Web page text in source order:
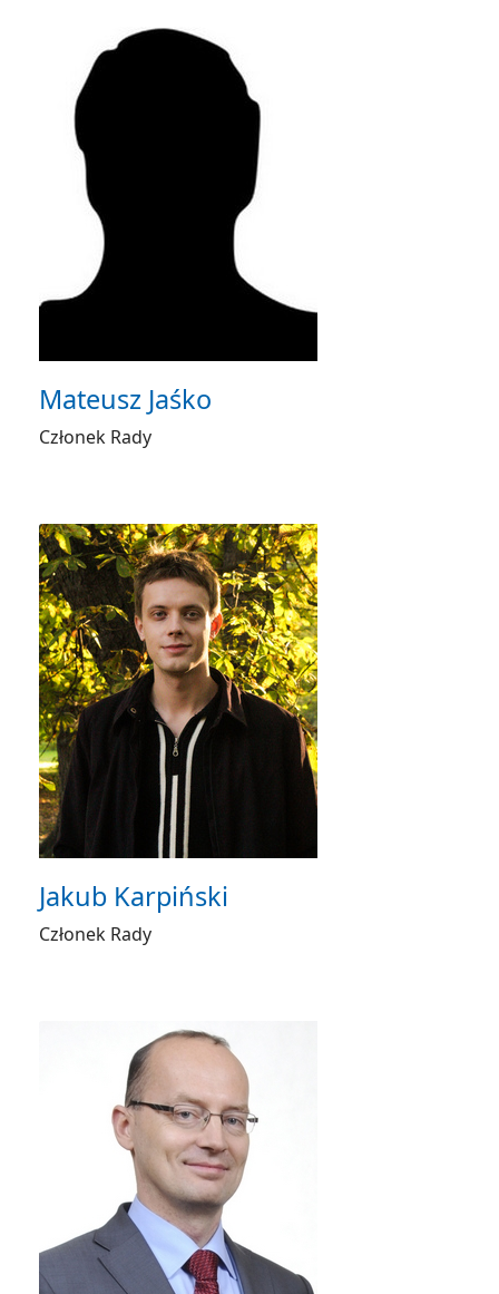
Mateusz Jaśko
Członek Rady
Jakub Karpiński
Członek Rady